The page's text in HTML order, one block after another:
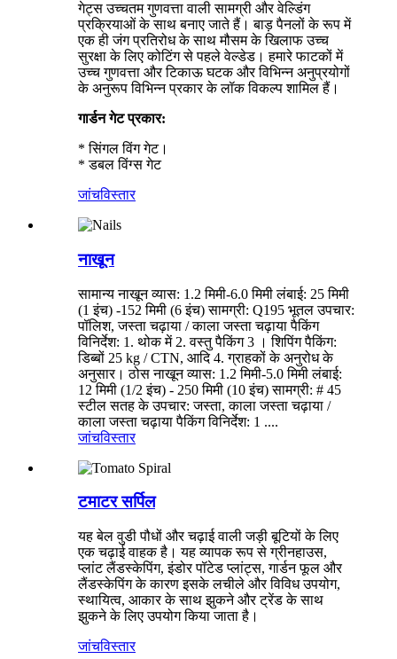
गेट्स उच्चतम गुणवत्ता वाली सामग्री और वेल्डिंग
प्रक्रियाओं के साथ बनाए जाते हैं। बाड़ पैनलों के रूप में
एक ही जंग प्रतिरोध के साथ मौसम के खिलाफ उच्च
सुरक्षा के लिए कोटिंग से पहले वेल्डेड। हमारे फाटकों में
उच्च गुणवत्ता और टिकाऊ घटक और विभिन्न अनुप्रयोगों
के अनुरूप विभिन्न प्रकार के लॉक विकल्प शामिल हैं।
गार्डन गेट प्रकार:
* सिंगल विंग गेट।
* डबल विंग्स गेट
जांचविस्तार
नाखून
सामान्य नाखून व्यास: 1.2 मिमी-6.0 मिमी लंबाई: 25 मिमी
(1 इंच) -152 मिमी (6 इंच) सामग्री: Q195 भूतल उपचार:
पॉलिश, जस्ता चढ़ाया / काला जस्ता चढ़ाया पैकिंग
विनिर्देश: 1. थोक में 2. वस्तु पैकिंग 3 । शिपिंग पैकिंग:
डिब्बों 25 kg / CTN, आदि 4. ग्राहकों के अनुरोध के
अनुसार। ठोस नाखून व्यास: 1.2 मिमी-5.0 मिमी लंबाई:
12 मिमी (1/2 इंच) - 250 मिमी (10 इंच) सामग्री: # 45
स्टील सतह के उपचार: जस्ता, काला जस्ता चढ़ाया /
काला जस्ता चढ़ाया पैकिंग विनिर्देश: 1 ....
जांचविस्तार
टमाटर सर्पिल
यह बेल वुडी पौधों और चढ़ाई वाली जड़ी बूटियों के लिए
एक चढ़ाई वाहक है। यह व्यापक रूप से ग्रीनहाउस,
प्लांट लैंडस्केपिंग, इंडोर पॉटेड प्लांट्स, गार्डन फूल और
लैंडस्केपिंग के कारण इसके लचीले और विविध उपयोग,
स्थायित्व, आकार के साथ झुकने और ट्रेंड के साथ
झुकने के लिए उपयोग किया जाता है।
जांचविस्तार